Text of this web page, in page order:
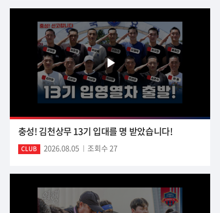
충성! 김천상무 13기 입대를 명 받았습니다!
CLUB 2026.08.05 조회수 27